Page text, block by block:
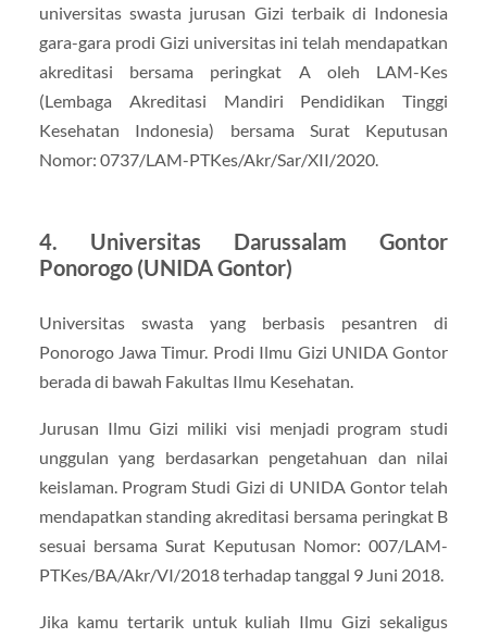
universitas swasta jurusan Gizi terbaik di Indonesia
gara-gara prodi Gizi universitas ini telah mendapatkan
akreditasi bersama peringkat A oleh LAM-Kes
(Lembaga Akreditasi Mandiri Pendidikan Tinggi
Kesehatan Indonesia) bersama Surat Keputusan
Nomor: 0737/LAM-PTKes/Akr/Sar/XII/2020.
4. Universitas Darussalam Gontor
Ponorogo (UNIDA Gontor)
Universitas swasta yang berbasis pesantren di
Ponorogo Jawa Timur. Prodi Ilmu Gizi UNIDA Gontor
berada di bawah Fakultas Ilmu Kesehatan.
Jurusan Ilmu Gizi miliki visi menjadi program studi
unggulan yang berdasarkan pengetahuan dan nilai
keislaman. Program Studi Gizi di UNIDA Gontor telah
mendapatkan standing akreditasi bersama peringkat B
sesuai bersama Surat Keputusan Nomor: 007/LAM-
PTKes/BA/Akr/VI/2018 terhadap tanggal 9 Juni 2018.
Jika kamu tertarik untuk kuliah Ilmu Gizi sekaligus